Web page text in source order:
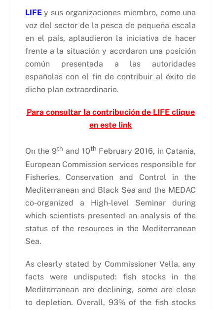
LIFEy sus organizaciones miembro, como una
voz del sector de la pesca de pequeña escala
en el país, aplaudieron la iniciativa de hacer
frente a la situación y acordaron una posición
común presentada a las autoridades
españolas con el fin de contribuir al éxito de
dicho plan extraordinario.
Para consultar la contribución de LIFE clique
en este link
On the 9th and 10th February 2016, in Catania,
European Commission services responsible for
Fisheries, Conservation and Control in the
Mediterranean and Black Sea and the MEDAC
co-organized a High-level Seminar during
which scientists presented an analysis of the
status of the resources in the Mediterranean
Sea.
As clearly stated by Commissioner Vella, any
facts were undisputed: fish stocks in the
Mediterranean are declining, some are close
to depletion. Overall, 93% of the fish stocks